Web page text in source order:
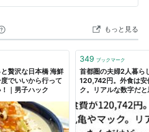
。 今回は、国立歌劇場のチケットが取
在者だけが楽しめる「ニューイヤー」
最新のリアルをお届け…
もっと見る
贅沢な日本橋 海鮮
でいいから行って
｜男子ハック
349 ブックマーク
首都圏の夫婦2人暮ら
120,742円。外食は安
ク。リアルな数字だ
と贅沢すればすぐ行